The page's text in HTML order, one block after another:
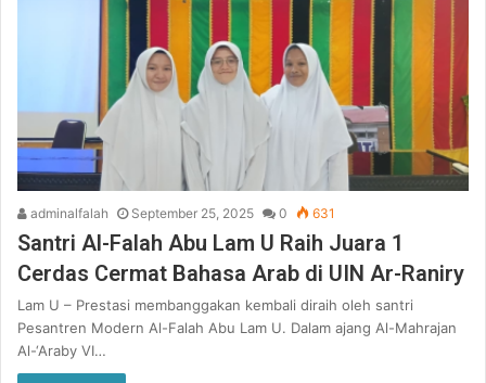
adminalfalah September 25, 2025 0 631
Santri Al-Falah Abu Lam U Raih Juara 1
Cerdas Cermat Bahasa Arab di UIN Ar-Raniry
Lam U – Prestasi membanggakan kembali diraih oleh santri
Pesantren Modern Al-Falah Abu Lam U. Dalam ajang Al-Mahrajan
Al-‘Araby VI…